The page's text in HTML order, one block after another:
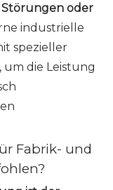
oder
industrielle
spezieller
die Leistung
Fabrik- und